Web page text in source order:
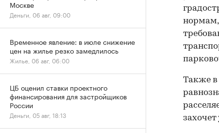
нормам,
Также
Москве
Деньги, 06 авг, 09:00
Временное явление: в июле снижение
цен на жилье резко замедлилось
Жилье, 06 авг, 06:00
ЦБ оценил ставки проектного
финансирования для застройщиков
России
Деньги, 05 авг, 18:13